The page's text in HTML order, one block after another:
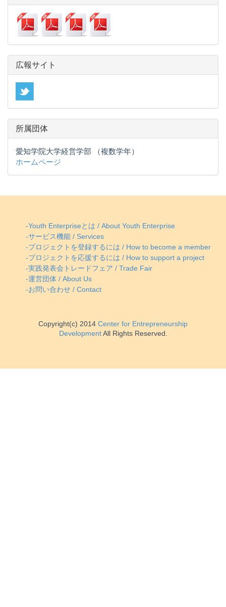
広報サイト
所属団体
愛知学院大学経営学部 （複数学年）
ホームページ
-Youth Enterpriseとは / About Youth Enterprise
-サービス機能 / Services
-プロジェクトを登録するには / How to become a member
-プロジェクトを応援するには / How to support a project
-実践発表会トレードフェア / Trade Fair
-運営団体 / About Us
-お問い合わせ / Contact
Copyright(c) 2014 Center for Entrepreneurship
DevelopmentAll Rights Reserved.